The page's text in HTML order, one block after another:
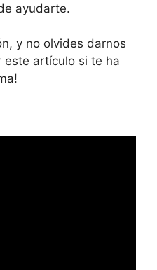
ayudarte.
y no olvides darnos
este artículo si te ha